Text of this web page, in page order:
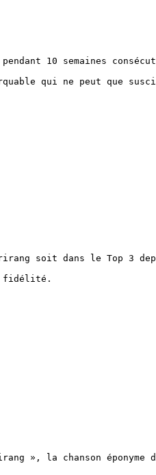
10 semaines
qui ne peut que
soit dans le Top 3
fidélité.
», la chanson